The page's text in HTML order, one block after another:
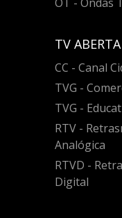
TV ABERTA
CC - Canal
TVG -
TVG -
RTV -
Analógica
RTVD -
Digital